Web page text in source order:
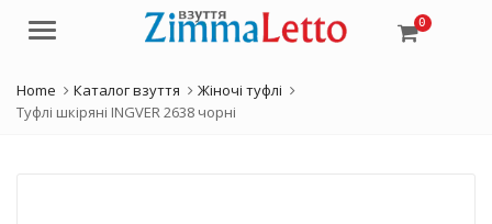
Menu 0
Home Каталог взуття
Жіночі туфлі
Туфлі шкіряні INGVER 2638 чорні